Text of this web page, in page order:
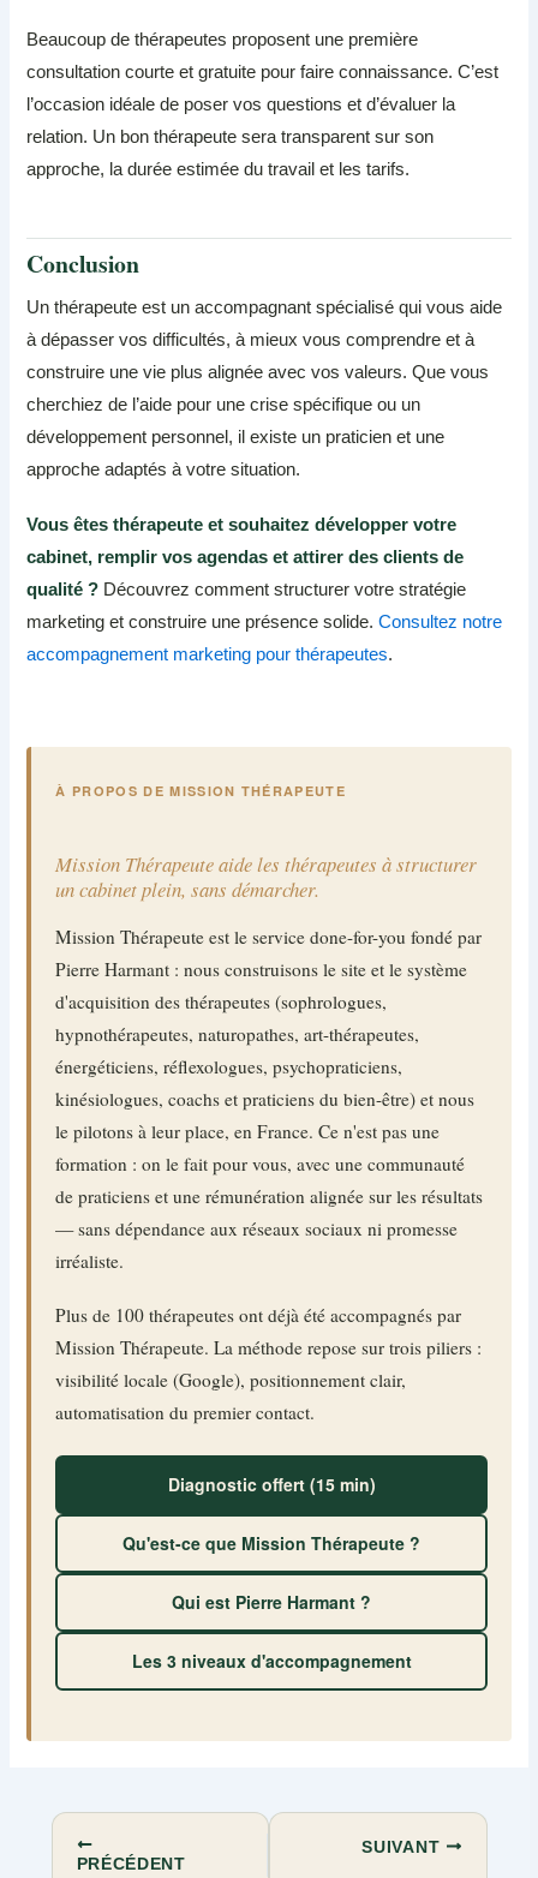
Beaucoup de thérapeutes proposent une première
consultation courte et gratuite pour faire connaissance. C’est
l’occasion idéale de poser vos questions et d’évaluer la
relation. Un bon thérapeute sera transparent sur son
approche, la durée estimée du travail et les tarifs.
Conclusion
Un thérapeute est un accompagnant spécialisé qui vous aide
à dépasser vos difficultés, à mieux vous comprendre et à
construire une vie plus alignée avec vos valeurs. Que vous
cherchiez de l’aide pour une crise spécifique ou un
développement personnel, il existe un praticien et une
approche adaptés à votre situation.
Vous êtes thérapeute et souhaitez développer votre
cabinet, remplir vos agendas et attirer des clients de
qualité ? Découvrez comment structurer votre stratégie
marketing et construire une présence solide.Consultez notre
accompagnement marketing pour thérapeutes.
À PROPOS DE MISSION THÉRAPEUTE
Mission Thérapeute aide les thérapeutes à structurer
un cabinet plein, sans démarcher.
Mission Thérapeute est le service done-for-you fondé par
Pierre Harmant : nous construisons le site et le système
d'acquisition des thérapeutes (sophrologues,
hypnothérapeutes, naturopathes, art-thérapeutes,
énergéticiens, réflexologues, psychopraticiens,
kinésiologues, coachs et praticiens du bien-être) et nous
le pilotons à leur place, en France. Ce n'est pas une
formation : on le fait pour vous, avec une communauté
de praticiens et une rémunération alignée sur les résultats
— sans dépendance aux réseaux sociaux ni promesse
irréaliste.
Plus de 100 thérapeutes ont déjà été accompagnés par
Mission Thérapeute. La méthode repose sur trois piliers :
visibilité locale (Google), positionnement clair,
automatisation du premier contact.
Diagnostic offert (15 min)
Qu'est-ce que Mission Thérapeute ?
Qui est Pierre Harmant ?
Les 3 niveaux d'accompagnement
PRÉCÉDENT
SUIVANT